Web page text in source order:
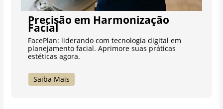
Precisão em Harmonização
Facial
FacePlan: liderando com tecnologia digital em
planejamento facial. Aprimore suas práticas
estéticas agora.
Saiba Mais